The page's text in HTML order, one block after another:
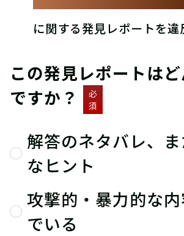
に関する発見レポートを違
この発見レポートは
ですか？
必
須
解答のネタバレ、
なヒント
攻撃的・暴力的な
でいる